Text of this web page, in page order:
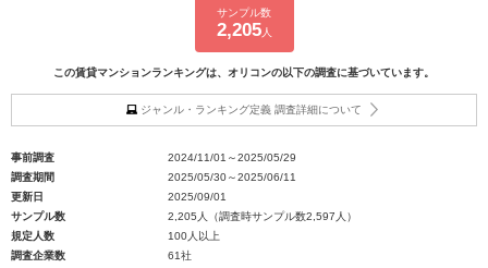
サンプル数
2,205人
この賃貸マンションランキングは、オリコンの以下の調査に基づいています。
ジャンル・ランキング定義 調査詳細について
事前調査
2024/11/01～2025/05/29
調査期間
2025/05/30～2025/06/11
更新日
2025/09/01
サンプル数
2,205人（調査時サンプル数2,597人）
規定人数
100人以上
調査企業数
61社